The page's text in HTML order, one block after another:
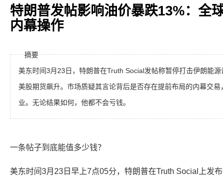
特朗普发帖影响油价暴跌13%：全
内幕操作
摘要
美东时间3月23日，特朗普在Truth Social发帖称暂停打击伊朗能
美股期货飙升。市场质疑其言论背后是否存在提前布局的内幕交
业。无论结果如何，他都不会亏钱。
一条帖子到底能值多少钱？
美东时间3月23日早上7点05分，特朗普在Truth Social上发